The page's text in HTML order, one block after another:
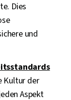
Dies
und
Kultur der
Aspekt